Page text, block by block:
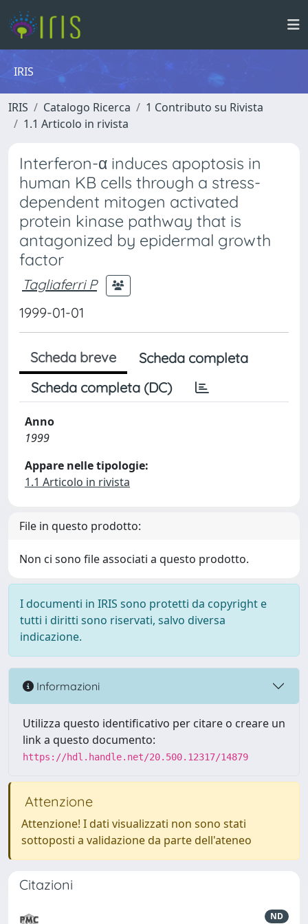
IRIS
IRIS Catalogo Ricerca
1 Contributo su Rivista
1.1 Articolo in rivista
Interferon-α induces apoptosis in
human KB cells through a stress-
dependent mitogen activated
protein kinase pathway that is
antagonized by epidermal growth
factor
Tagliaferri P
1999-01-01
Scheda breve
Scheda completa
Scheda completa (DC)
Anno
1999
Appare nelle tipologie:
1.1 Articolo in rivista
File in questo prodotto:
Non ci sono file associati a questo prodotto.
I documenti in IRIS sono protetti da copyright e
tutti i diritti sono riservati, salvo diversa
indicazione.
Informazioni
Utilizza questo identificativo per citare o creare un
link a questo documento:
https://hdl.handle.net/20.500.12317/14879
Attenzione
Attenzione! I dati visualizzati non sono stati
sottoposti a validazione da parte dell'ateneo
Citazioni
ND